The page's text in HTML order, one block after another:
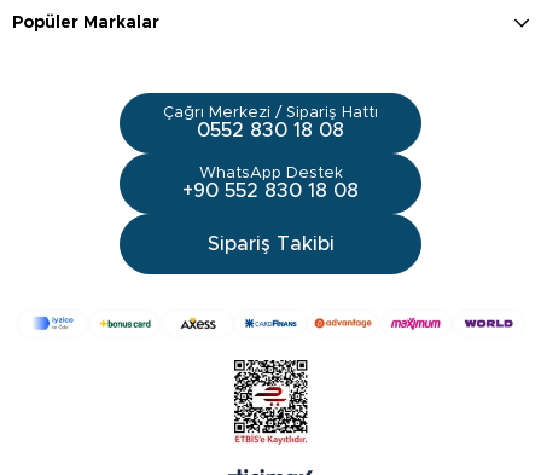
Popüler Markalar
Çağrı Merkezi / Sipariş Hattı
0552 830 18 08
WhatsApp Destek
+90 552 830 18 08
Sipariş Takibi